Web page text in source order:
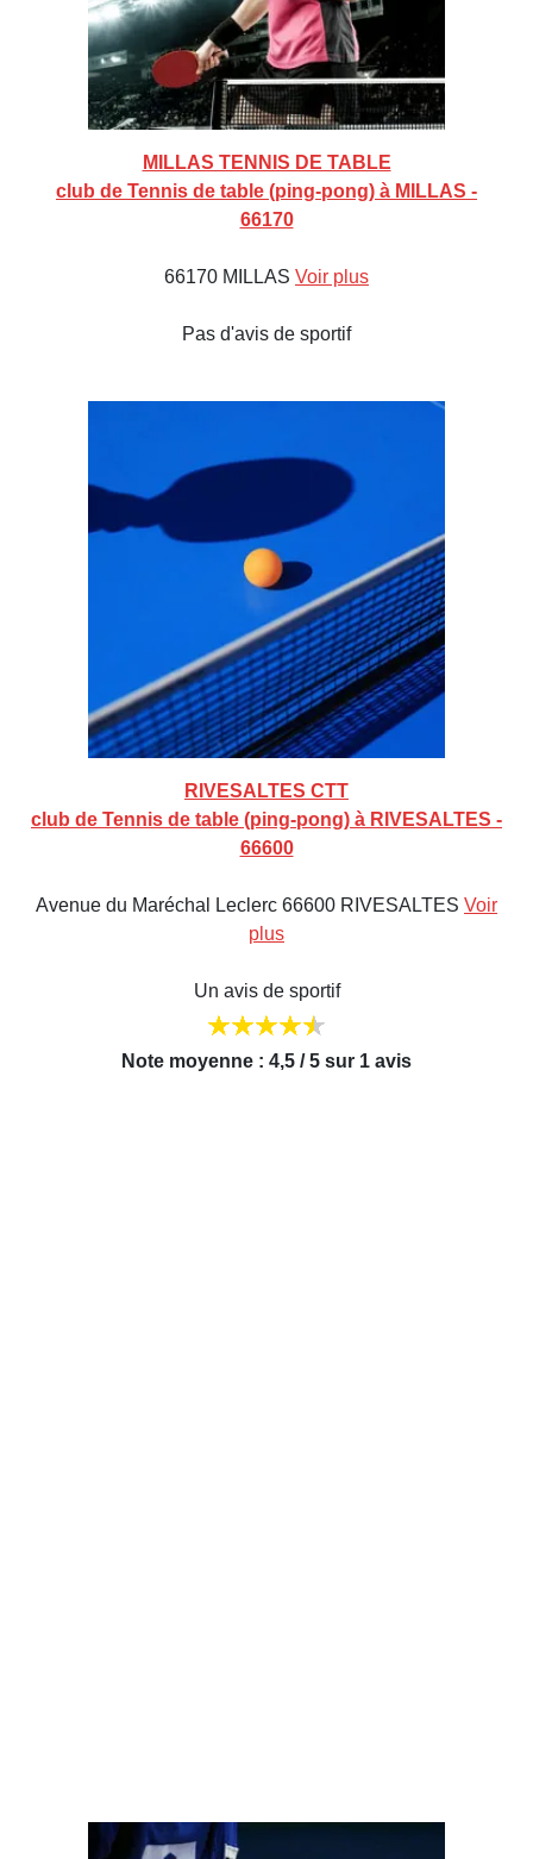
MILLAS TENNIS DE TABLE
club de Tennis de table (ping-pong) à MILLAS -
66170
66170 MILLAS Voir plus
Pas d'avis de sportif
RIVESALTES CTT
club de Tennis de table (ping-pong) à RIVESALTES -
66600
Avenue du Maréchal Leclerc 66600 RIVESALTES Voir
plus
Un avis de sportif
Note moyenne : 4,5 / 5 sur 1 avis